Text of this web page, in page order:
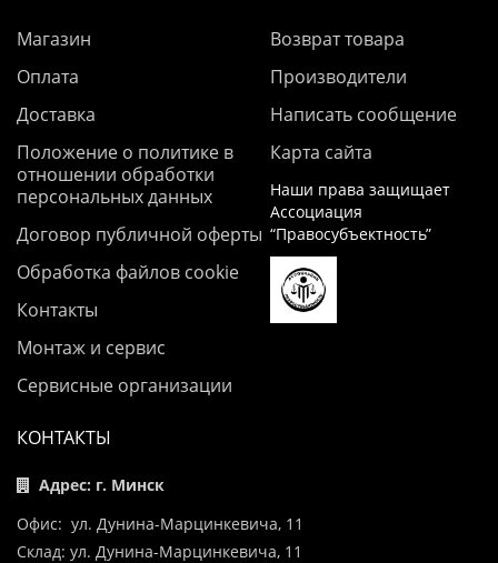
Магазин
Оплата
Доставка
Положение о политике в
отношении обработки
персональных данных
Договор публичной оферты
Обработка файлов cookie
Контакты
Монтаж и сервис
Сервисные организации
Возврат товара
Производители
Написать сообщение
Карта сайта
Наши права защищает
Ассоциация
“Правосубъектность”
КОНТАКТЫ
Адрес: г. Минск
Офис: ул. Дунина-Марцинкевича, 11
Склад: ул. Дунина-Марцинкевича, 11